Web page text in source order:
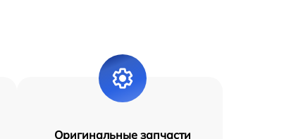
Оригинальные запчасти